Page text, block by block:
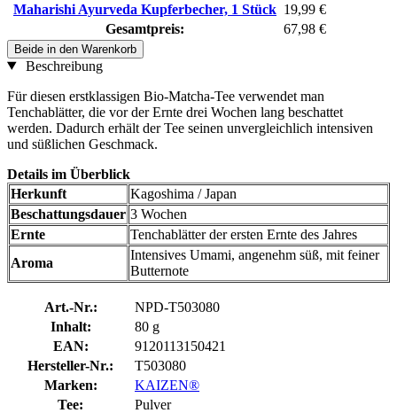
Maharishi Ayurveda Kupferbecher, 1 Stück 19,99 €
Gesamtpreis:
67,98 €
Beide in den Warenkorb
Beschreibung
Für diesen erstklassigen Bio-Matcha-Tee verwendet man
Tenchablätter, die vor der Ernte drei Wochen lang beschattet
werden. Dadurch erhält der Tee seinen unvergleichlich intensiven
und süßlichen Geschmack.
Details im Überblick
Herkunft
Kagoshima / Japan
Beschattungsdauer 3 Wochen
Ernte
Tenchablätter der ersten Ernte des Jahres
Aroma
Intensives Umami, angenehm süß, mit feiner
Butternote
Art.-Nr.:
NPD-T503080
Inhalt:
80 g
EAN:
9120113150421
Hersteller-Nr.:
T503080
Marken:
KAIZEN®
Tee:
Pulver